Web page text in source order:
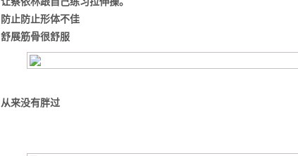
防止防止形体不佳
舒展筋骨很舒服
从来没有胖过